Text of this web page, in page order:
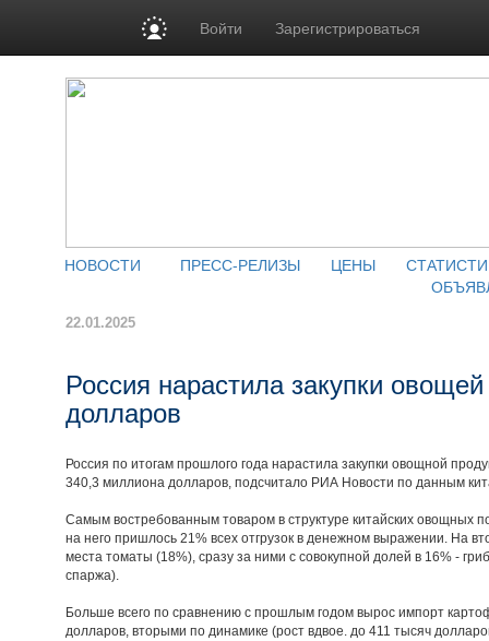
Войти Зарегистрироваться
НОВОСТИ ПРЕСС-РЕЛИЗЫ ЦЕНЫ
22.01.2025
Россия нарастила закупки
долларов
Россия по итогам прошлого года нарастила закупки овощной
340,3 миллиона долларов, подсчитало РИА Новости по данным
Самым востребованным товаром в структуре китайских овощных
на него пришлось 21% всех отгрузок в денежном выражении. На
места томаты (18%), сразу за ними с совокупной долей в 16% -
спаржа).
Больше всего по сравнению с прошлым годом вырос импорт
долларов, вторыми по динамике (рост вдвое. до 411 тысяч